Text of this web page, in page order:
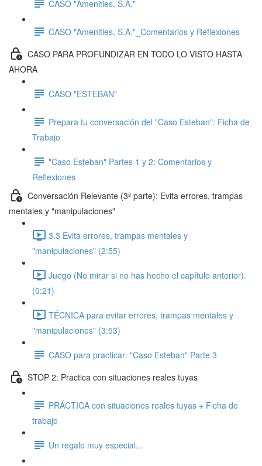
CASO "Amenities, S.A."
CASO "Amenities, S.A."_Comentarios y Reflexiones
CASO PARA PROFUNDIZAR EN TODO LO VISTO HASTA
AHORA
CASO "ESTEBAN"
Prepara tu conversación del "Caso Esteban": Ficha de
Trabajo
"Caso Esteban" Partes 1 y 2: Comentarios y
Reflexiones
Conversación Relevante (3ª parte): Evita errores, trampas
mentales y "manipulaciones"
3.3 Evita errores, trampas mentales y
"manipulaciones" (2:55)
Juego (No mirar si no has hecho el capítulo anterior).
(0:21)
TÉCNICA para evitar errores, trampas mentales y
"manipulaciones" (3:53)
CASO para practicar: "Caso Esteban" Parte 3
STOP 2: Practica con situaciones reales tuyas
PRÁCTICA con situaciones reales tuyas + Ficha de
trabajo
Un regalo muy especial...